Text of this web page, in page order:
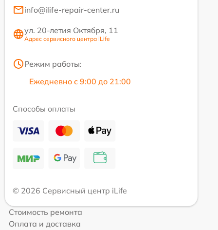
info@ilife-repair-center.ru
ул. 20-летия Октября, 11
Адрес сервисного центра iLife
Режим работы:
Ежедневно с 9:00 до 21:00
Способы оплаты
© 2026 Сервисный центр iLife
Стоимость ремонта
Оплата и доставка